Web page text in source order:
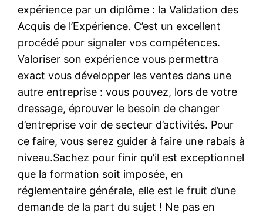
expérience par un diplôme : la Validation des
Acquis de l’Expérience. C’est un excellent
procédé pour signaler vos compétences.
Valoriser son expérience vous permettra
exact vous développer les ventes dans une
autre entreprise : vous pouvez, lors de votre
dressage, éprouver le besoin de changer
d’entreprise voir de secteur d’activités. Pour
ce faire, vous serez guider à faire une rabais à
niveau.Sachez pour finir qu’il est exceptionnel
que la formation soit imposée, en
réglementaire générale, elle est le fruit d’une
demande de la part du sujet ! Ne pas en